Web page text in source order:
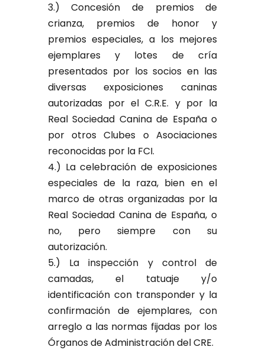
3.) Concesión de premios de
crianza, premios de honor y
premios especiales, a los mejores
ejemplares y lotes de cría
presentados por los socios en las
diversas exposiciones caninas
autorizadas por el C.R.E. y por la
Real Sociedad Canina de España o
por otros Clubes o Asociaciones
reconocidas por la FCI.
4.) La celebración de exposiciones
especiales de la raza, bien en el
marco de otras organizadas por la
Real Sociedad Canina de España, o
no, pero siempre con su
autorización.
5.) La inspección y control de
camadas, el tatuaje y/o
identificación con transponder y la
confirmación de ejemplares, con
arreglo a las normas fijadas por los
Órganos de Administración del CRE.